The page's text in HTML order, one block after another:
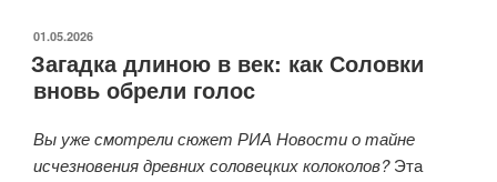
положительное
заключение
реконструкцию
бывшего
ОПУБЛИКОВАНО
01.05.2026
Загадка длиною в век: как Соловки
вновь обрели голос
Вы уже смотрели сюжет РИА Новости о тайне
исчезновения древних соловецких колоколов?Эта